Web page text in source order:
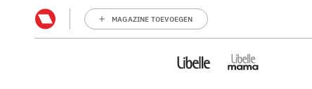
MAGAZINE TOEVOEGEN